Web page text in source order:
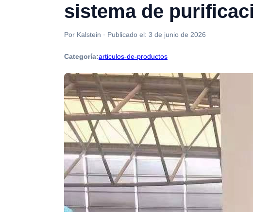
sistema de
Por Kalstein · Publicado el: 3 de junio de 2026
Categoría:articulos-de-productos